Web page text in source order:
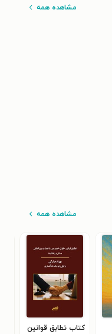
مشاهده همه
مشاهده همه
کتاب تطابق قوانین